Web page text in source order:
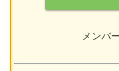
メンバ